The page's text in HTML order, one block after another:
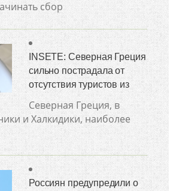
сбор
INSETE: Северная Греция
сильно пострадала от
отсутствия туристов из
Северная Греция, в
и Халкидики, наиболее
Россиян предупредили о